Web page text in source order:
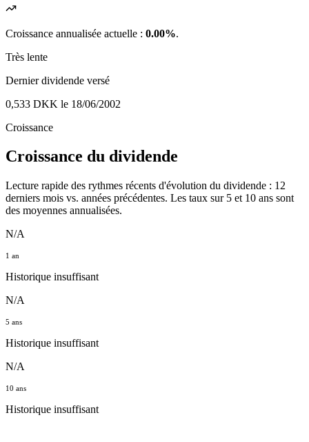
Croissance annualisée actuelle : 0.00%.
Très lente
Dernier dividende versé
0,533 DKK le 18/06/2002
Croissance
Croissance du dividende
Lecture rapide des rythmes récents d'évolution du dividende : 12
derniers mois vs. années précédentes. Les taux sur 5 et 10 ans sont
des moyennes annualisées.
N/A
1 an
Historique insuffisant
N/A
5 ans
Historique insuffisant
N/A
10 ans
Historique insuffisant